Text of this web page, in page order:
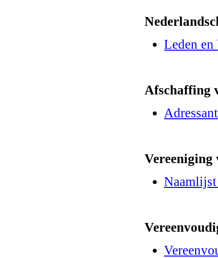
Leden en
Afschaffing